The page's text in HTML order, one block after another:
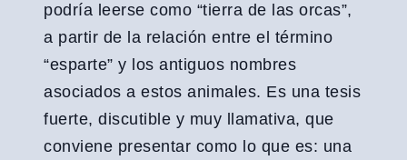
podría leerse como “tierra de las orcas”,
a partir de la relación entre el término
“esparte” y los antiguos nombres
asociados a estos animales. Es una tesis
fuerte, discutible y muy llamativa, que
conviene presentar como lo que es: una